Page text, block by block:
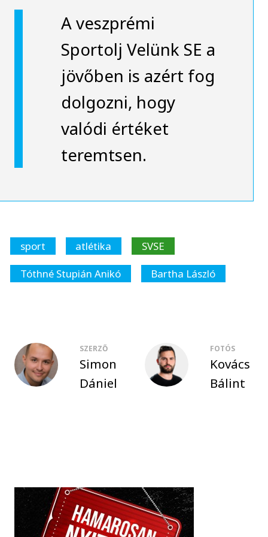
A veszprémi
Sportolj Velünk SE a
jövőben is azért fog
dolgozni, hogy
valódi értéket
teremtsen.
sport atlétika
SVSE
Tóthné Stupián Anikó
Bartha László
SZERZŐ
Simon
Dániel
FOTÓS
Kovács
Bálint